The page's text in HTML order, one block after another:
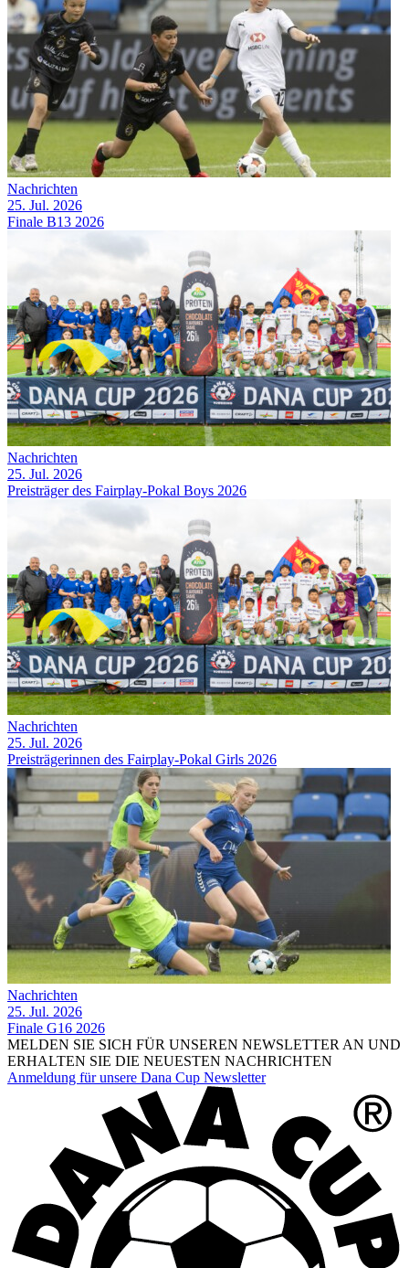
Nachrichten
25. Jul. 2026
Finale B13 2026
Nachrichten
25. Jul. 2026
Preisträger des Fairplay-Pokal Boys 2026
Nachrichten
25. Jul. 2026
Preisträgerinnen des Fairplay-Pokal Girls 2026
Nachrichten
25. Jul. 2026
Finale G16 2026
MELDEN SIE SICH FÜR UNSEREN NEWSLETTER AN UND
ERHALTEN SIE DIE NEUESTEN NACHRICHTEN
Anmeldung für unsere Dana Cup Newsletter